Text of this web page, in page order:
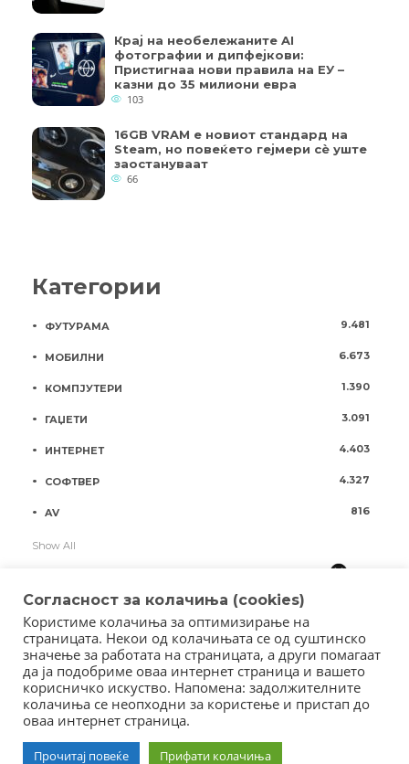
Крај на необележаните AI
фотографии и дипфејкови:
Пристигнаа нови правила на ЕУ –
казни до 35 милиони евра
103
16GB VRAM е новиот стандард на
Steam, но повеќето гејмери ​​сè уште
заостануваат
66
Категории
ФУТУРАМА 9.481
МОБИЛНИ 6.673
КОМПЈУТЕРИ 1.390
ГАЏЕТИ 3.091
ИНТЕРНЕТ 4.403
СОФТВЕР 4.327
AV 816
Show All
Copyright © 2018 - Member of IAB Macedonia
Member of Clip Media Group / 2017
Согласност за колачиња (cookies)
Користиме колачиња за оптимизирање на
страницата. Некои од колачињата се од суштинско
значење за работата на страницата, а други помагаат
да ја подобриме оваа интернет страница и вашето
корисничко искуство. Напомена: задолжителните
колачиња се неопходни за користење и пристап до
оваа интернет страница.
Прочитај повеќе Прифати колачиња